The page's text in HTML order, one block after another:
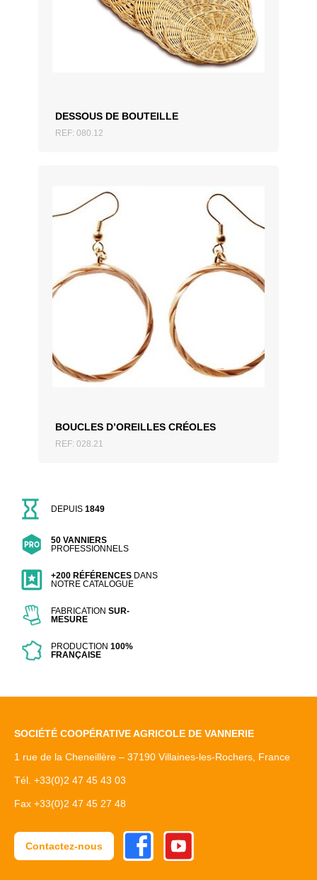
DESSOUS DE BOUTEILLE
REF: 080.12
AJOUTER AU DEVIS
BOUCLES D’OREILLES CRÉOLES
REF: 028.21
AJOUTER AU DEVIS
DEPUIS1849
50 VANNIERS
PROFESSIONNELS
+200 RÉFÉRENCES DANS
NOTRE CATALOGUE
FABRICATIONSUR-
MESURE
PRODUCTION100%
FRANÇAISE
SOCIÉTÉ COOPÉRATIVE AGRICOLE DE VANNERIE
1 rue de la Cheneillère – 37190 Villaines-les-Rochers, France
Tél. +33(0)2 47 45 43 03
Fax +33(0)2 47 45 27 48
Contactez-nous
FacebookYoutube